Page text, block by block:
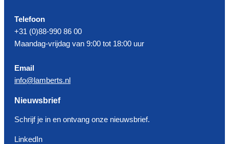
Telefoon
+31 (0)88-990 86 00
Maandag-vrijdag van 9:00 tot 18:00 uur
Email
info@lamberts.nl
Nieuwsbrief
Schrijf je in en ontvang onze nieuwsbrief.
LinkedIn